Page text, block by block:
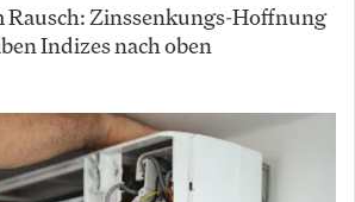
Rausch: Zinssenkungs-Hoffnung
Indizes nach oben